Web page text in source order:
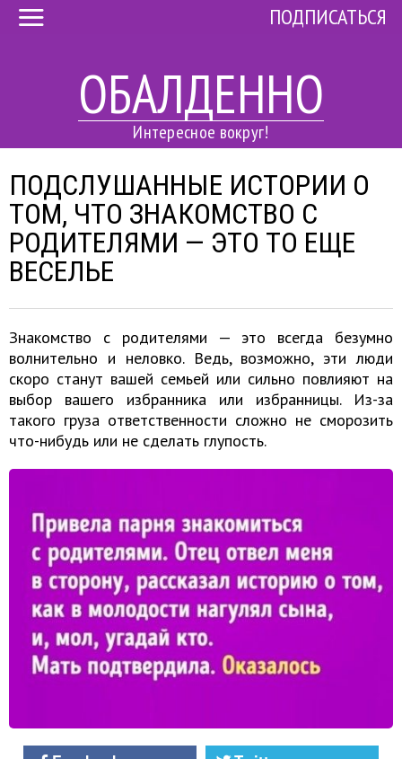
ОБАЛДЕННО
Интересное вокруг!
ПОДПИСАТЬСЯ
ПОДСЛУШАННЫЕ ИСТОРИИ О
ТОМ, ЧТО ЗНАКОМСТВО С
РОДИТЕЛЯМИ — ЭТО ТО ЕЩЕ
ВЕСЕЛЬЕ
Знакомство с родителями — это всегда безумно
волнительно и неловко. Ведь, возможно, эти люди
скоро станут вашей семьей или сильно повлияют на
выбор вашего избранника или избранницы. Из-за
такого груза ответственности сложно не сморозить
что-нибудь или не сделать глупость.